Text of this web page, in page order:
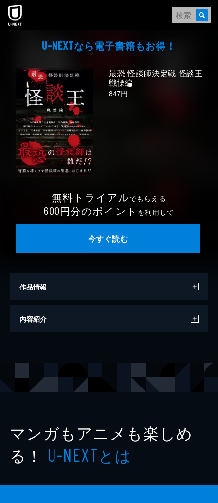
本文へスキップ
U-NEXTなら電⼦書籍もお得！
最恐 怪談師決定戦 怪談王
戦慄編
847円
無料トライアルでもらえる
600円分のポイント を利用して
今すぐ読む
作品情報
著者
竹内義和
著者 あーりん
著者 三木大雲
内容紹介
マンガもアニメも楽しめ
る！ U-NEXTとは